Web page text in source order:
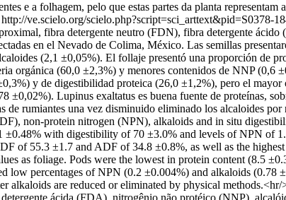
e a folhagem, pelo que estas partes da planta
http://ve.scielo.org/scielo.php?script=sci_arttext&pid=S0378-
fibra detergente neutro (FDN), fibra detergente
en el Nevado de Colima, México. Las semillas
(2,1 ±0,05%). El follaje presentó una proporción de
orgánica (60,0 ±2,3%) y menores contenidos de NNP
y de digestibilidad proteica (26,0 ±1,2%), pero el
±0,02%). Lupinus exaltatus es buena fuente de proteínas,
de rumiantes una vez disminuido eliminado los alcaloides
non-protein nitrogen (NPN), alkaloids and in situ
±0.48% with digestibility of 70 ±3.0% and levels of NPN of
of 55.3 ±1.7 and ADF of 34.8 ±0.8%, as well as the
as foliage. Pods were the lowest in protein content (8.5
low percentages of NPN (0.2 ±0.004%) and alkaloids (0.78
alkaloids are reduced or eliminated by physical
ácida (FDA), nitrogênio não protéico (NNP),